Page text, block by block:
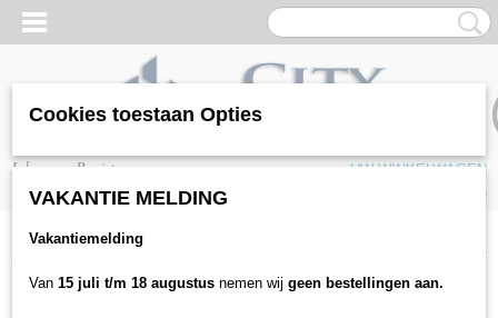
Inloggen Registreren
UW WINKELWAGEN
(0)
Home
Joka Deluxe WESTSIDE 932 LDX
9520 Oak montana
Cookies toestaan Opties
VAKANTIE MELDING
Vakantiemelding
Van 15 juli t/m 18 augustus nemen wij geen bestellingen aan.